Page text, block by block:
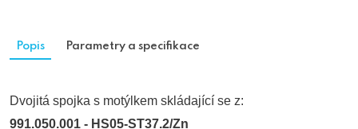
Popis Parametry a specifikace
Dvojitá spojka s motýlkem skládající se z:
991.050.001 - HS05-ST37.2/Zn